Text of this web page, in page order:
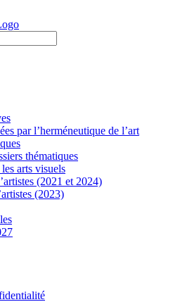
par l’herméneutique de l’art
thématiques
arts visuels
(2021 et 2024)
(2023)